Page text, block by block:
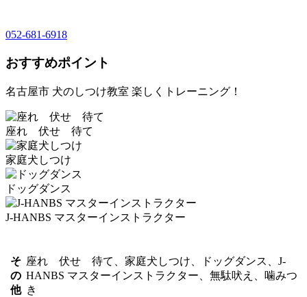
052-681-6918
おすすめポイント
名古屋市 犬のしつけ教室 楽しくトレーニング！
座れ 伏せ 待て
家庭犬しつけ
ドッグダンス
J-HANBS マスターインストラクター
そ
の
他
座れ 伏せ 待て、家庭犬しつけ、ドッグダンス、J-
HANBS マスターインストラクター、無駄吠え、噛みつ
き